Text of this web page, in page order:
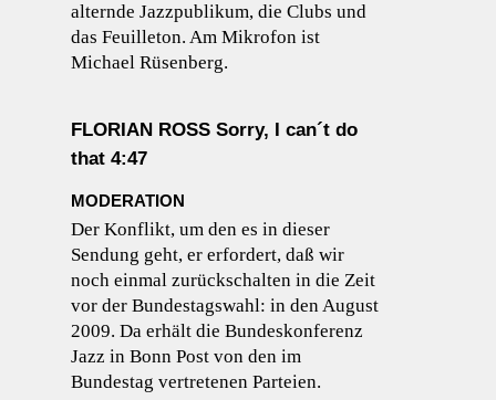
alternde Jazzpublikum, die Clubs und
das Feuilleton. Am Mikrofon ist
Michael Rüsenberg.
FLORIAN ROSS Sorry, I can´t do
that 4:47
MODERATION
Der Konflikt, um den es in dieser
Sendung geht, er erfordert, daß wir
noch einmal zurückschalten in die Zeit
vor der Bundestagswahl: in den August
2009. Da erhält die Bundeskonferenz
Jazz in Bonn Post von den im
Bundestag vertretenen Parteien.